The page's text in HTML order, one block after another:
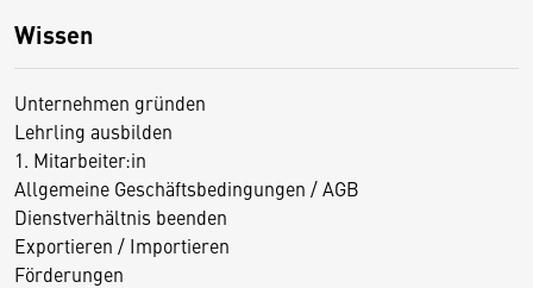
Wissen
Unternehmen gründen
Lehrling ausbilden
1. Mitarbeiter:in
Allgemeine Geschäftsbedingungen / AGB
Dienstverhältnis beenden
Exportieren / Importieren
Förderungen